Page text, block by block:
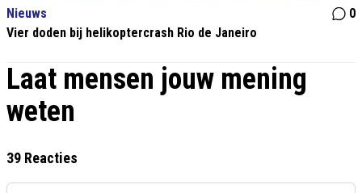
Nieuws
0
Vier doden bij helikoptercrash Rio de Janeiro
Laat mensen jouw mening
weten
39 Reacties